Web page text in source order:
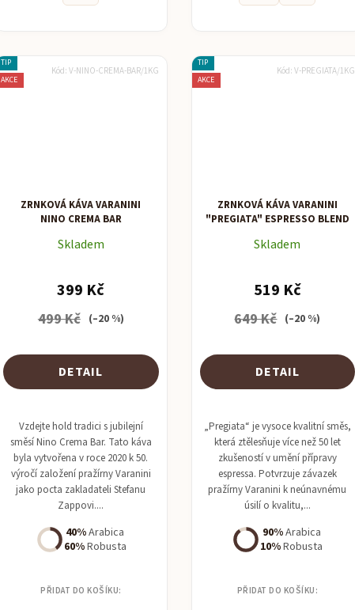
TIP
AKCE
ZRNKOVÁ KÁVA VARANINI
NINO CREMA BAR
Skladem
399 Kč
499 Kč (–20 %)
DETAIL
Vzdejte hold tradici s jubilejní
směsí Nino Crema Bar. Tato káva
byla vytvořena v roce 2020 k 50.
výročí založení pražírny Varanini
jako pocta zakladateli Stefanu
Zappovi....
40%Arabica
60%Robusta
PŘIDAT DO KOŠÍKU:
Kód: V-NINO-CREMA-BAR/1KG
TIP
AKCE
ZRNKOVÁ KÁVA VARANINI
"PREGIATA" ESPRESSO BLEND
Skladem
519 Kč
649 Kč (–20 %)
DETAIL
„Pregiata“ je vysoce kvalitní směs,
která ztělesňuje více než 50 let
zkušeností v umění přípravy
espressa. Potvrzuje závazek
pražírny Varanini k neúnavnému
úsilí o kvalitu,...
90%Arabica
10%Robusta
PŘIDAT DO KOŠÍKU:
Kód:V-PREGIATA/1KG